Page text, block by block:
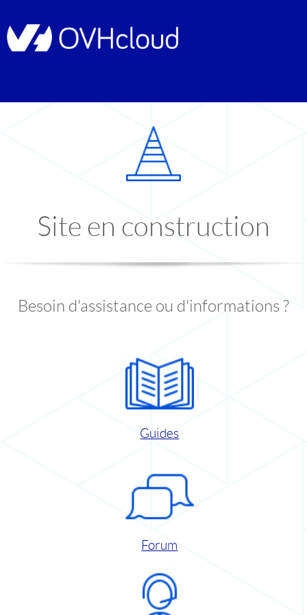
Site en construction
Besoin d'assistance ou d'informations ?
Guides
Forum